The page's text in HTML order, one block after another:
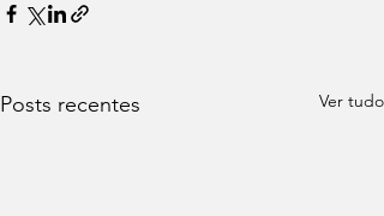
Posts recentes Ver tudo